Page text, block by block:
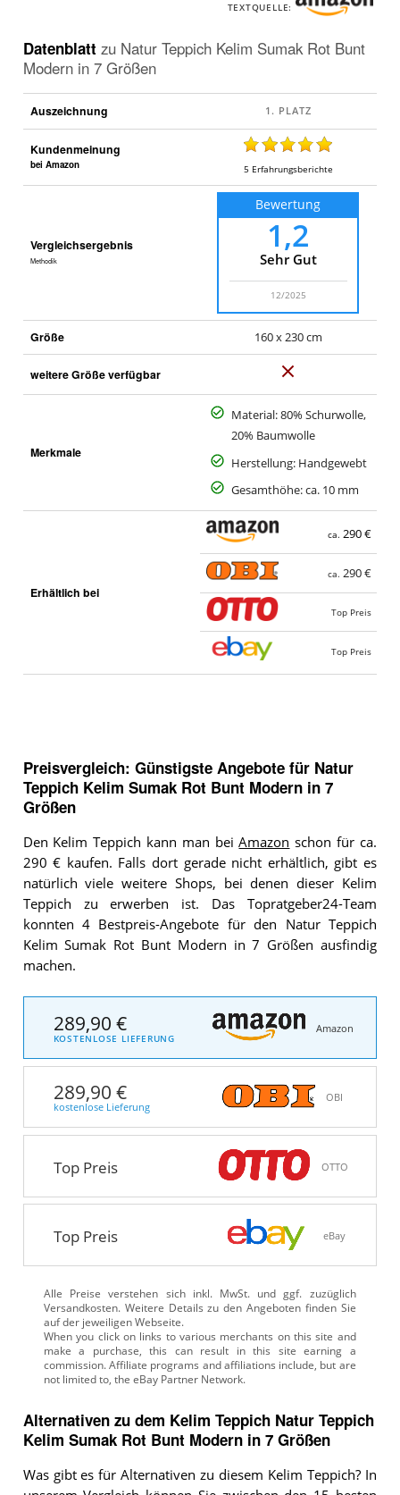
TEXTQUELLE:
Datenblatt zu Natur Teppich Kelim Sumak Rot Bunt
Modern in 7 Größen
Auszeichnung
Kundenmeinung
bei Amazon 5 Erfahrungsberichte
Vergleichsergebnis
Methodik
Bewertung
1,2
Sehr Gut
12/2025
Größe 160 x 230 cm
weitere Größe verfügbar
e
i
n
Merkmale
Material: 80% Schurwolle,
20% Baumwolle
Herstellung: Handgewebt
Gesamthöhe: ca. 10 mm
Erhältlich bei
ca. 290 €
ca. 290 €
Top Preis
Top Preis
Preisvergleich: Günstigste Angebote für Natur
Teppich Kelim Sumak Rot Bunt Modern in 7
Größen
Den Kelim Teppich kann man beiAmazon schon für ca.
290 € kaufen. Falls dort gerade nicht erhältlich, gibt es
natürlich viele weitere Shops, bei denen dieser Kelim
Teppich zu erwerben ist. Das Topratgeber24-Team
konnten 4 Bestpreis-Angebote für den Natur Teppich
Kelim Sumak Rot Bunt Modern in 7 Größen ausfindig
machen.
289,90 €
KOSTENLOSE LIEFERUNG
Amazon
289,90 €
kostenlose Lieferung
OBI
Top Preis OTTO
Top Preis eBay
Alle Preise verstehen sich inkl. MwSt. und ggf. zuzüglich
Versandkosten. Weitere Details zu den Angeboten finden Sie
auf der jeweiligen Webseite.
Alternativen zu dem Kelim Teppich Natur Teppich
Kelim Sumak Rot Bunt Modern in 7 Größen
Was gibt es für Alternativen zu diesem Kelim Teppich? In